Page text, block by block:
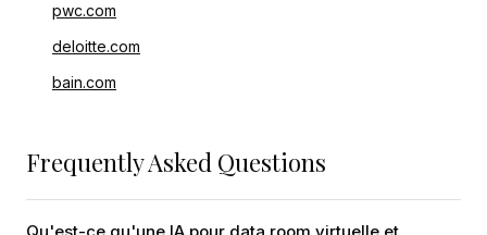
pwc.com
deloitte.com
bain.com
Frequently Asked Questions